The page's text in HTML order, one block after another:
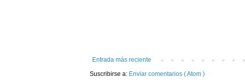
Entrada más reciente
Suscribirse a: Enviar comentarios ( Atom )